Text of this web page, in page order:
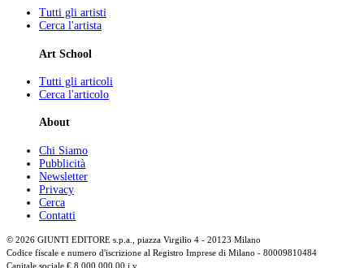
Tutti gli artisti
Cerca l'artista
Art School
Tutti gli articoli
Cerca l'articolo
About
Chi Siamo
Pubblicità
Newsletter
Privacy
Cerca
Contatti
© 2026 GIUNTI EDITORE s.p.a., piazza Virgilio 4 - 20123 Milano
Codice fiscale e numero d'iscrizione al Registro Imprese di Milano - 80009810484
Capitale sociale € 8.000.000,00 i.v.